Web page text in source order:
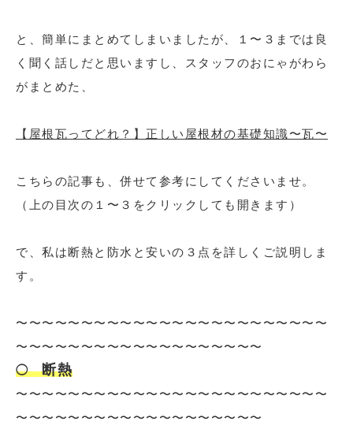
と、簡単にまとめてしまいましたが、１〜３までは良
く聞く話しだと思いますし、スタッフのおにゃがわら
がまとめた、
【屋根瓦ってどれ？】正しい屋根材の基礎知識〜瓦〜
こちらの記事も、併せて参考にしてくださいませ。
（上の目次の１〜３をクリックしても開きます）
で、私は断熱と防水と安いの３点を詳しくご説明しま
す。
〜〜〜〜〜〜〜〜〜〜〜〜〜〜〜〜〜〜〜〜〜〜〜〜
〜〜〜〜〜〜〜〜〜〜〜〜〜〜〜〜〜〜〜
◯断熱
〜〜〜〜〜〜〜〜〜〜〜〜〜〜〜〜〜〜〜〜〜〜〜〜
〜〜〜〜〜〜〜〜〜〜〜〜〜〜〜〜〜〜〜